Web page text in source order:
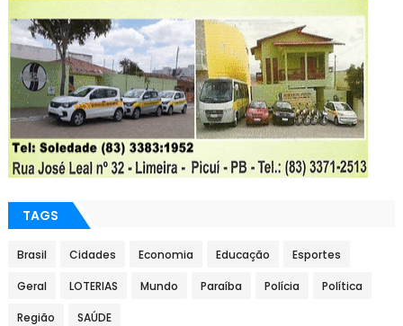
TAGS
Brasil Cidades Economia Educação Esportes
Geral LOTERIAS Mundo Paraíba Polícia Política
Região SAÚDE